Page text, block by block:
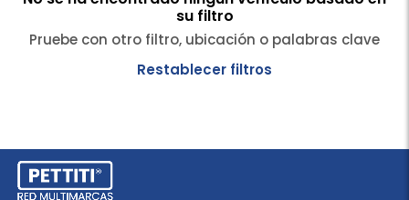
su filtro
Pruebe con otro filtro, ubicación o palabras clave
Restablecer filtros